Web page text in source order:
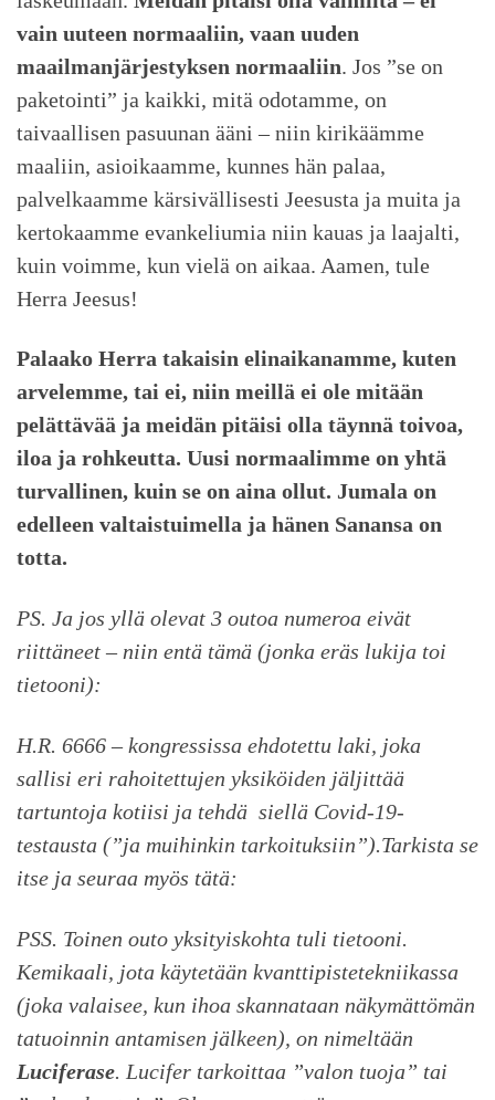
vain uuteen normaaliin, vaan uuden
maailmanjärjestyksen normaaliin. Jos ”se on
paketointi” ja kaikki, mitä odotamme, on
taivaallisen pasuunan ääni – niin kirikäämme
maaliin, asioikaamme, kunnes hän palaa,
palvelkaamme kärsivällisesti Jeesusta ja muita ja
kertokaamme evankeliumia niin kauas ja laajalti,
kuin voimme, kun vielä on aikaa. Aamen, tule
Herra Jeesus!
Palaako Herra takaisin elinaikanamme, kuten
arvelemme, tai ei, niin meillä ei ole mitään
pelättävää ja meidän pitäisi olla täynnä toivoa,
iloa ja rohkeutta. Uusi normaalimme on yhtä
turvallinen, kuin se on aina ollut. Jumala on
edelleen valtaistuimella ja hänen Sanansa on
totta.
PS. Ja jos yllä olevat 3 outoa numeroa eivät
riittäneet – niin entä tämä (jonka eräs lukija toi
tietooni):
H.R. 6666 – kongressissa ehdotettu laki, joka
sallisi eri rahoitettujen yksiköiden jäljittää
tartuntoja kotiisi ja tehdä siellä Covid-19-
testausta (”ja muihinkin tarkoituksiin”).Tarkista se
itse ja seuraa myös tätä:
PSS. Toinen outo yksityiskohta tuli tietooni.
Kemikaali, jota käytetään kvanttipistetekniikassa
(joka valaisee, kun ihoa skannataan näkymättömän
tatuoinnin antamisen jälkeen), on nimeltään
Luciferase. Lucifer tarkoittaa ”valon tuoja” tai